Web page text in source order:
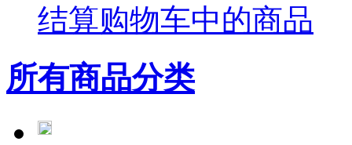
结算购物车中的商品
所有商品分类